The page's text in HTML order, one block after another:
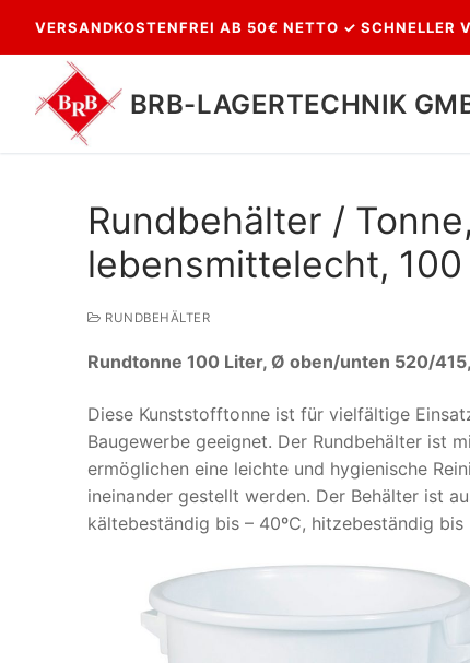
Inhalt
springen
VERSANDKOSTENFREI AB 50€ NETTO ✓
BRB-LAGERTECHNIK
nach:
Rundbehälter /
lebensmittelecht,
RUNDBEHÄLTER
Rundtonne 100 Liter, Ø oben/unten 520/
Diese Kunststofftonne ist für vielfältige
Baugewerbe geeignet. Der Rundbehälter ist
ermöglichen eine leichte und hygienische
ineinander gestellt werden. Der Behälter ist
kältebeständig bis – 40ºC, hitzebeständig